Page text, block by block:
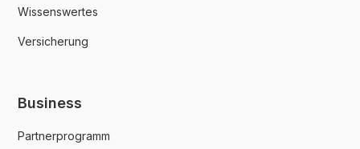
Wissenswertes
Versicherung
Business
Partnerprogramm